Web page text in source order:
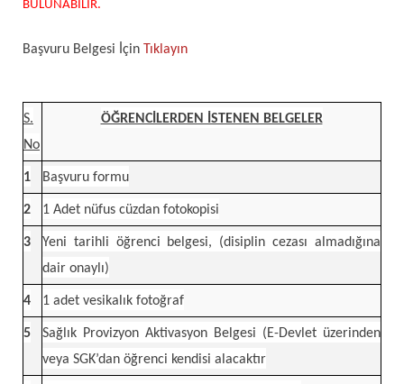
BULUNABİLİR.
Başvuru Belgesi İçin Tıklayın
S.
No
ÖĞRENCİLERDEN İSTENEN BELGELER
1 Başvuru formu
2 1 Adet nüfus cüzdan fotokopisi
3
Yeni tarihli öğrenci belgesi, (disiplin cezası almadığına
dair onaylı)
4 1 adet vesikalık fotoğraf
5
Sağlık Provizyon Aktivasyon Belgesi (E-Devlet üzerinden
veya SGK’dan öğrenci kendisi alacaktır